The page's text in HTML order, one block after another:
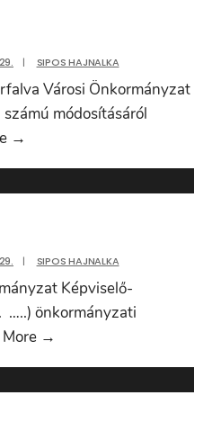
| SIPOS HAJNALKA
Városi Önkormányzat
módosításáról
→
| SIPOS HAJNALKA
Képviselő-
önkormányzati
→